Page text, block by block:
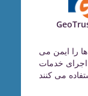
را ایمن می
اجرای خدمات